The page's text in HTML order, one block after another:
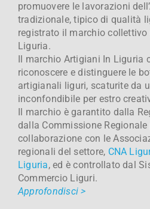
promuovere le lavorazioni
tradizionale, tipico di qualità
registrato il marchio
Liguria.
Il marchio Artigiani In Liguria
riconoscere e distinguere le
artigianali liguri, scaturite da
inconfondibile per estro
Il marchio è garantito dalla
dalla Commissione Regionale
collaborazione con le
regionali del settore, CNA
Liguria, ed è controllato dal
Commercio Liguri.
Approfondisci >